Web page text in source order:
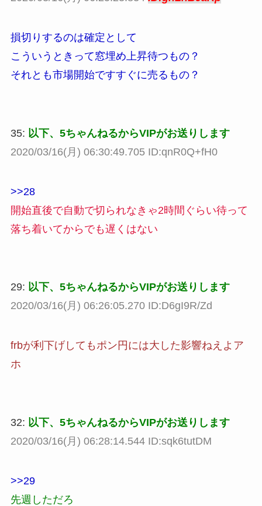
損切りするのは確定として
こういうときって窓埋め上昇待つもの？
それとも市場開始ですすぐに売るもの？
35: 以下、5ちゃんねるからVIPがお送りします
2020/03/16(月) 06:30:49.705 ID:qnR0Q+fH0
>>28
開始直後で自動で切られなきゃ2時間ぐらい待って
落ち着いてからでも遅くはない
29: 以下、5ちゃんねるからVIPがお送りします
2020/03/16(月) 06:26:05.270 ID:D6gI9R/Zd
frbが利下げしてもポン円には大した影響ねえよア
ホ
32: 以下、5ちゃんねるからVIPがお送りします
2020/03/16(月) 06:28:14.544 ID:sqk6tutDM
>>29
先週しただろ